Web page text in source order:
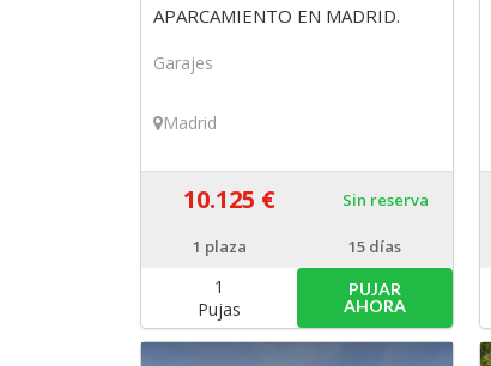
APARCAMIENTO EN MADRID.
Garajes
Madrid
10.125 € Sin reserva
1 plaza 15 días
1
Pujas
PUJAR
AHORA